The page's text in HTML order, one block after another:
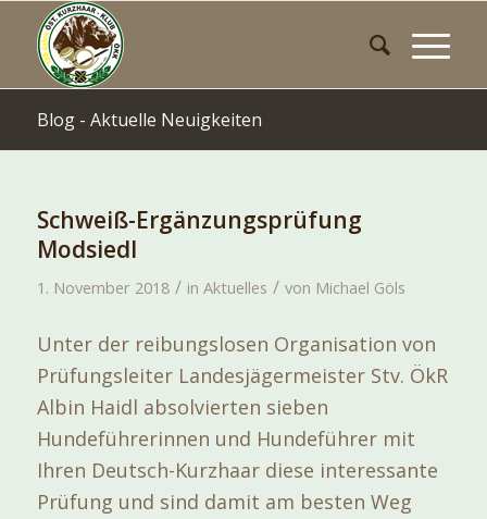
Blog - Aktuelle Neuigkeiten
Schweiß-Ergänzungsprüfung
Modsiedl
1. November 2018 / in Aktuelles / von Michael Göls
Unter der reibungslosen Organisation von
Prüfungsleiter Landesjägermeister Stv. ÖkR
Albin Haidl absolvierten sieben
Hundeführerinnen und Hundeführer mit
Ihren Deutsch-Kurzhaar diese interessante
Prüfung und sind damit am besten Weg